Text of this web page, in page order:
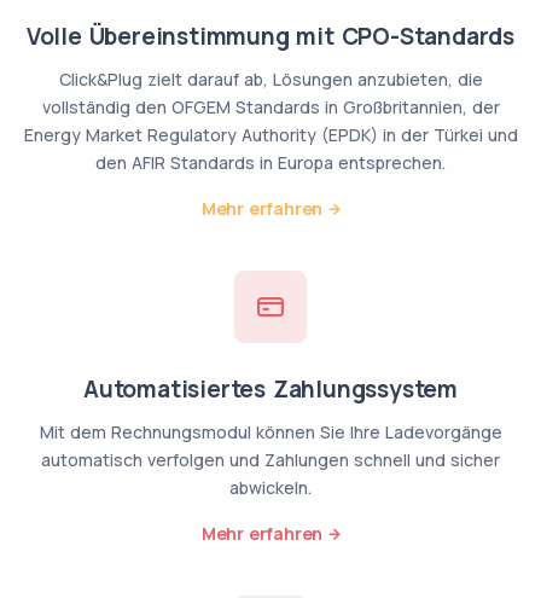
Volle Übereinstimmung mit CPO-Standards
Click&Plug zielt darauf ab, Lösungen anzubieten, die
vollständig den OFGEM Standards in Großbritannien, der
Energy Market Regulatory Authority (EPDK) in der Türkei und
den AFIR Standards in Europa entsprechen.
Mehr erfahren
Automatisiertes Zahlungssystem
Mit dem Rechnungsmodul können Sie Ihre Ladevorgänge
automatisch verfolgen und Zahlungen schnell und sicher
abwickeln.
Mehr erfahren